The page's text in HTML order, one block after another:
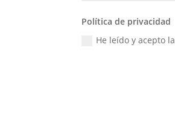
Política de privacidad
He leído y acepto la